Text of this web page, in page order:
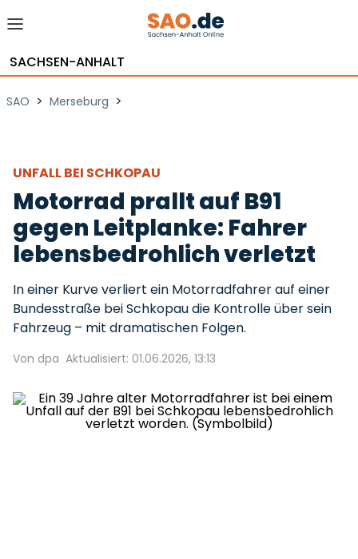
SACHSEN-ANHALT
SAO > Merseburg >
UNFALL BEI SCHKOPAU
Motorrad prallt auf B91
gegen Leitplanke: Fahrer
lebensbedrohlich verletzt
In einer Kurve verliert ein Motorradfahrer auf einer
Bundesstraße bei Schkopau die Kontrolle über sein
Fahrzeug – mit dramatischen Folgen.
Von dpa Aktualisiert: 01.06.2026, 13:13